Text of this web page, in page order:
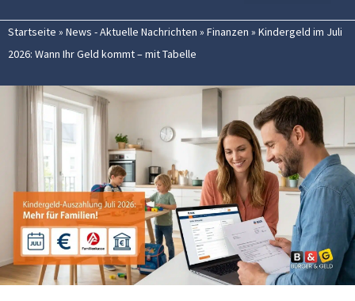
Startseite » News - Aktuelle Nachrichten » Finanzen » Kindergeld im Juli
2026: Wann Ihr Geld kommt – mit Tabelle